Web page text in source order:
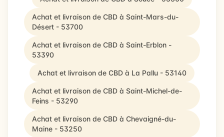
Achat et livraison de CBD à Saint-Mars-du-
Désert - 53700
Achat et livraison de CBD à Saint-Erblon -
53390
Achat et livraison de CBD à La Pallu - 53140
Achat et livraison de CBD à Saint-Michel-de-
Feins - 53290
Achat et livraison de CBD à Chevaigné-du-
Maine - 53250